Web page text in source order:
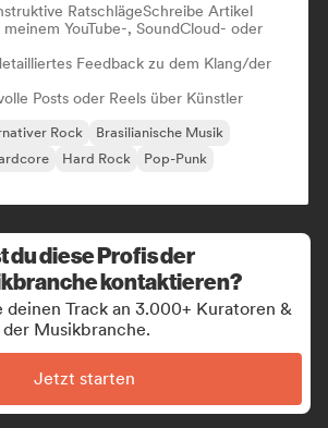
RatschlägeSchreibe Artikel
YouTube-, SoundCloud- oder
Feedback zu dem Klang/der
Posts oder Reels über Künstler
Rock
Brasilianische Musik
Hard Rock
Pop-Punk
du diese Profis der
kontaktieren?
deinen Track an 3.000+ Kuratoren &
Musikbranche.
Jetzt starten